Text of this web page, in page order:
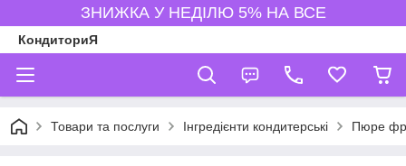
ЗНИЖКА У НЕДІЛЮ 5% НА ВСЕ
КондиториЯ
Товари та послуги Інгредієнти кондитерські Пюре